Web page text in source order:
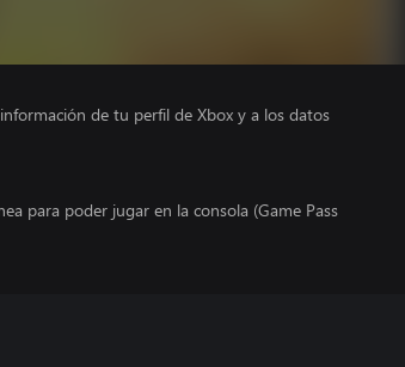
de tu perfil de Xbox y a los datos
para poder jugar en la consola (Game Pass